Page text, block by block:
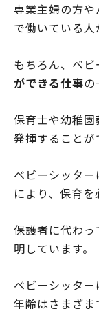
専業主婦の方
で働いている人
もちろん、ベ
ができる仕事の
保育士や幼稚
発揮することが
ベビーシッタ
により、保育を
保護者に代わ
明しています。
ベビーシッタ
年齢はさまざま